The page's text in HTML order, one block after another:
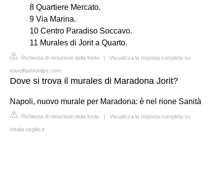
8 Quartiere Mercato.
9 Via Marina.
10 Centro Paradiso Soccavo.
11 Murales di Jorit a Quarto.
Richiesta di rimozione della fonte | Visualizza la risposta completa su
travelfashiontips.com
Dove si trova il murales di Maradona Jorit?
Napoli, nuovo murale per Maradona: è nel rione Sanità
Richiesta di rimozione della fonte | Visualizza la risposta completa su
initalia.virgilio.it